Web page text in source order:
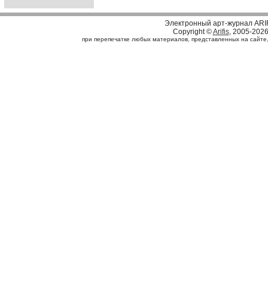
Электронный арт-журнал
Copyright ©Arifis, 2005-2026
при перепечатке любых материалов, представленных на